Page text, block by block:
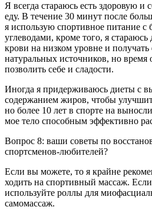
Я всегда стараюсь есть здоровую и
еду. В течение 30 минут после
я использую спортивное питание с
углеводами, кроме того, я стараюсь
крови на низком уровне и получать
натуральных источников, но время
позволить себе и сладости.
Иногда я придерживаюсь диеты с
содержанием жиров, чтобы
но более 10 лет в спорте на
мое тело способным эффективно
Вопрос 8: ваши советы по
спортсменов-любителей?
Если вы можете, то я крайне
ходить на спортивный массаж.
используйте роллы для
самомассаж.